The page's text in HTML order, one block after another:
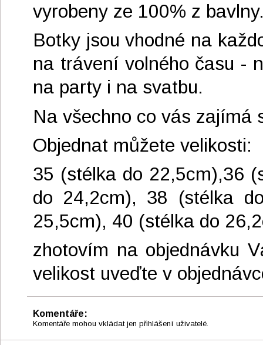
vyrobeny ze 100% z
Botky jsou vhodné na
na trávení volného času -
na party i na svatbu.
Na všechno co vás zajímá
Objednat můžete velikosti:
35 (stélka do 22,5cm),36
do 24,2cm), 38 (stélka
25,5cm), 40 (stélka do
zhotovím na objednávku
velikost uveďte v
Komentáře:
Komentáře mohou vkládat jen přihlášení uživatelé.